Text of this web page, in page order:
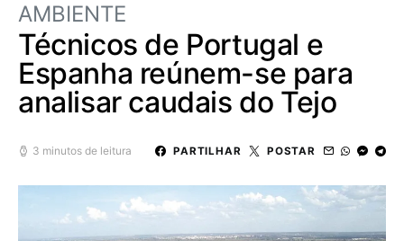
AMBIENTE
Técnicos de Portugal e
Espanha reúnem-se para
analisar caudais do Tejo
3 minutos de leitura PARTILHAR POSTAR